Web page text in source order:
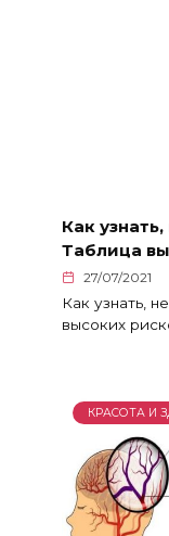
Как
Таблица
27/07/2021
Как узнать,
высоких
КРАСОТА И